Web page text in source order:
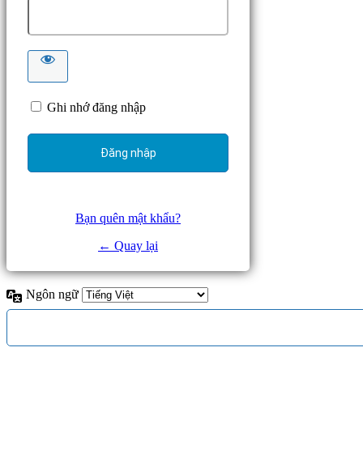
Ghi nhớ đăng nhập
Bạn quên mật khẩu?
← Quay lại
Ngôn ngữ